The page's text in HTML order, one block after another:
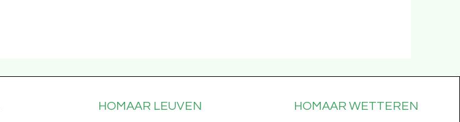
HOMAAR LEUVEN HOMAAR WETTEREN